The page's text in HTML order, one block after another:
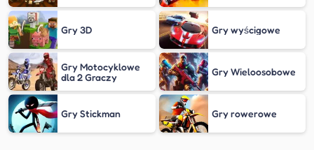
Gry 3D Gry wyścigowe
Gry Motocyklowe
dla 2 Graczy
Gry Wieloosobowe
Gry Stickman Gry rowerowe